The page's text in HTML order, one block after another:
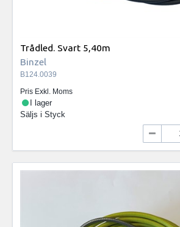
Trådled. Svart 5,40m
Binzel
B124.0039
Pris Exkl. Moms
I lager
Säljs i Styck